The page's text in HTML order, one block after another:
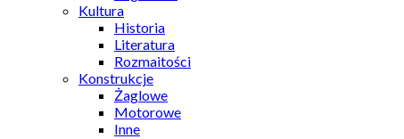
Kultura
Historia
Literatura
Rozmaitości
Konstrukcje
Żaglowe
Motorowe
Inne